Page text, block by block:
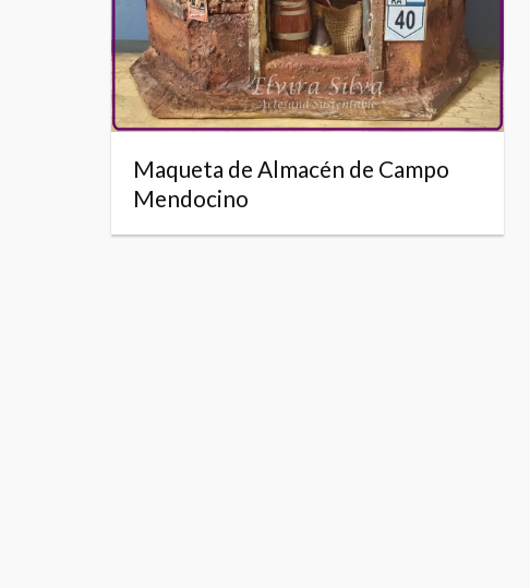
Maqueta de Almacén de Campo
Mendocino